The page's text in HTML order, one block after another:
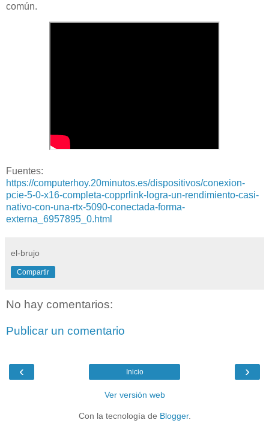
común.
Fuentes:
https://computerhoy.20minutos.es/dispositivos/conexion-
pcie-5-0-x16-completa-copprlink-logra-un-rendimiento-casi-
nativo-con-una-rtx-5090-conectada-forma-
externa_6957895_0.html
el-brujo
Compartir
No hay comentarios:
Publicar un comentario
‹ ›
Inicio
Ver versión web
Con la tecnología de Blogger.